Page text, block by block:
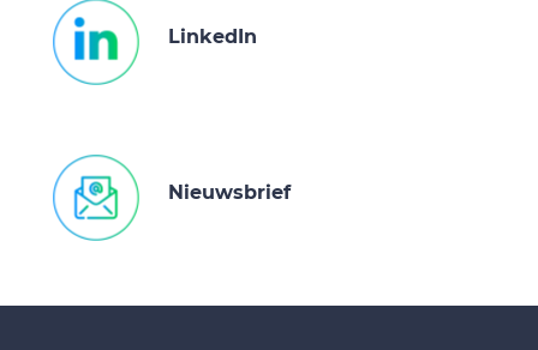
LinkedIn
Nieuwsbrief